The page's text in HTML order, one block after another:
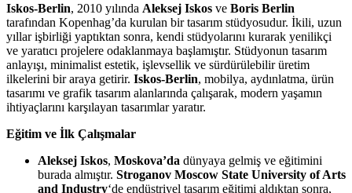
Iskos-Berlin, 2010 yılında Aleksej Iskos ve Boris Berlin
tarafından Kopenhag’da kurulan bir tasarım stüdyosudur. İkili, uzun
yıllar işbirliği yaptıktan sonra, kendi stüdyolarını kurarak yenilikçi
ve yaratıcı projelere odaklanmaya başlamıştır. Stüdyonun tasarım
anlayışı, minimalist estetik, işlevsellik ve sürdürülebilir üretim
ilkelerini bir araya getirir. Iskos-Berlin, mobilya, aydınlatma, ürün
tasarımı ve grafik tasarım alanlarında çalışarak, modern yaşamın
ihtiyaçlarını karşılayan tasarımlar yaratır.
Eğitim ve İlk Çalışmalar
Aleksej Iskos, Moskova’da dünyaya gelmiş ve eğitimini
burada almıştır. Stroganov Moscow State University of Arts
and Industry‘de endüstriyel tasarım eğitimi aldıktan sonra,